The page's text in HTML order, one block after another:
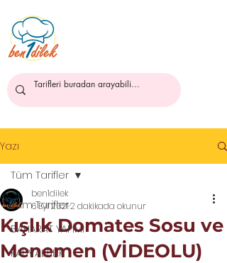
Yazı
Tüm Tarifler
BAHARAT YAPIMI
KAHVALTILIK
Tüm Tarifler
Kışlık Domates Sosu ve
Menemen (VİDEOLU)
ben1dilek
6 Eyl 20212 dakikada okunur